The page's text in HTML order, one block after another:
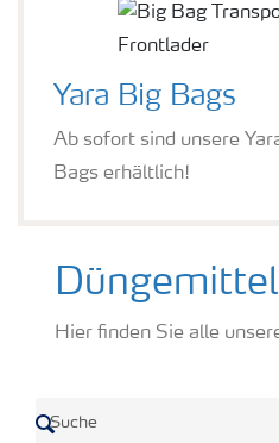
Yara Big Bags
Ab sofort sind unsere
Bags erhältlich!
Düngemittel
Hier finden Sie alle